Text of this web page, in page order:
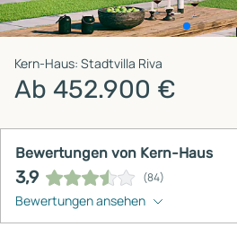
Kern-Haus: Stadtvilla Riva
Ab 452.900 €
Bewertungen von Kern-Haus
3,9 (84)
Bewertungen ansehen